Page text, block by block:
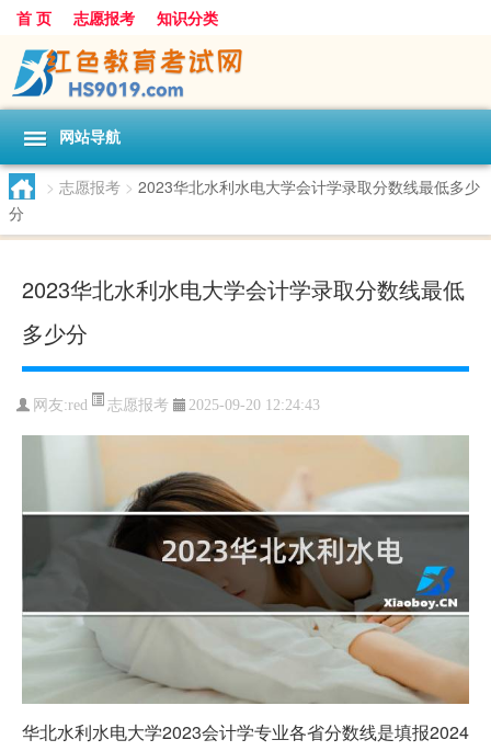
首 页 志愿报考 知识分类
网站导航
> 志愿报考 > 2023华北水利水电大学会计学录取分数线最低多少
分
2023华北水利水电大学会计学录取分数线最低
多少分
网友:red 志愿报考 2025-09-20 12:24:43
华北水利水电大学2023会计学专业各省分数线是填报2024